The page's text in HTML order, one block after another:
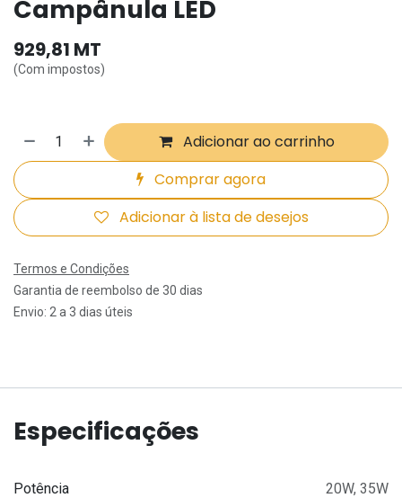
Campânula LED
929,81 MT
(Com impostos)
Adicionar ao carrinho
Comprar agora
Adicionar à lista de desejos
Termos e Condições
Garantia de reembolso de 30 dias
Envio: 2 a 3 dias úteis
Especificações
Potência 20W, 35W